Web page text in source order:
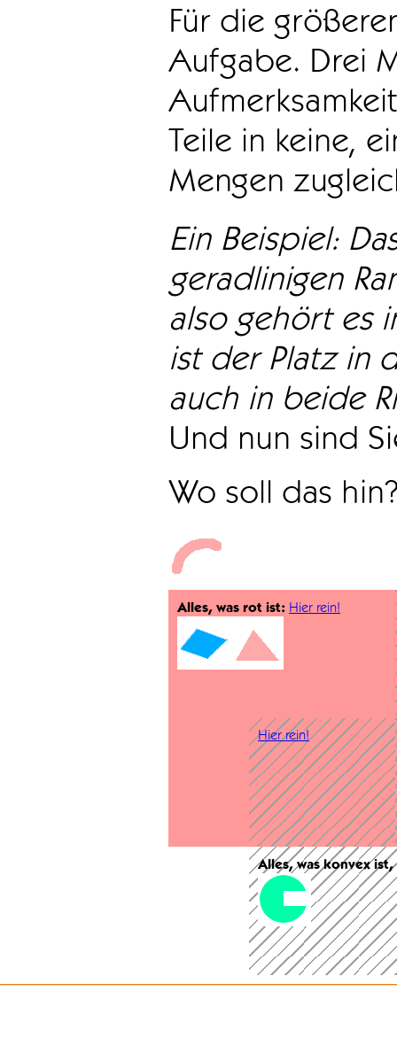
Für die
Aufgabe. Drei
Teile in keine,
Mengen
Ein Beispiel:
geradlinigen
also gehört es
ist der Platz in
auch in beide
Und nun sind
Wo soll das
Alles, was rot ist: Hier rein!
Hier rein!
Alles, was konvex